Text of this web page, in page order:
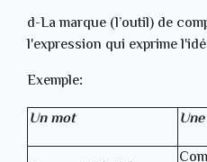
d-La marque (l’outil) de
l'expression qui exprime
Exemple:
Un mot